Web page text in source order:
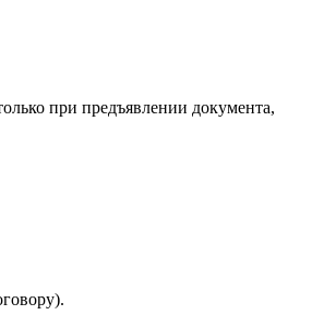
при предъявлении документа,